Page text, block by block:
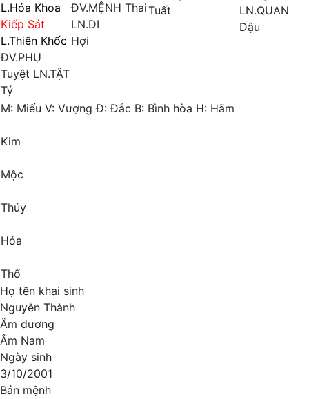
L.Hóa Khoa
Kiếp Sát
L.Thiên Khốc
ĐV.PHỤ
Tuyệt LN.TẬT
Tý
ĐV.MỆNH Thai
LN.DI
Hợi
Tuất
LN.QUAN
Dậu
M: Miếu V: Vượng Đ:Đắc B: Bình hòa H: Hãm
Kim
Mộc
Thủy
Hỏa
Thổ
Họ tên khai sinh
Nguyễn Thành
Âm dương
Âm Nam
Ngày sinh
3/10/2001
Bản mệnh